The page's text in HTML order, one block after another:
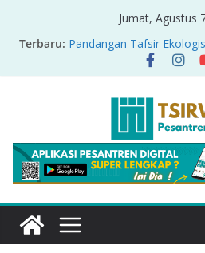
Jumat, Agustus
Terbaru: Pandangan Tafsir
Nikel di Raja Ampat
PRODUK RELASI
Sirah Nabawiyah
Oversharing dan Privasi
Ayat Bicara Soal Curhat di
Menyikapi Fatherless,
Cerminan